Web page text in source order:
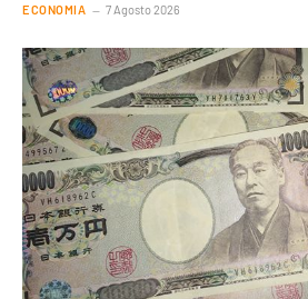
ECONOMIA 7 Agosto 2026